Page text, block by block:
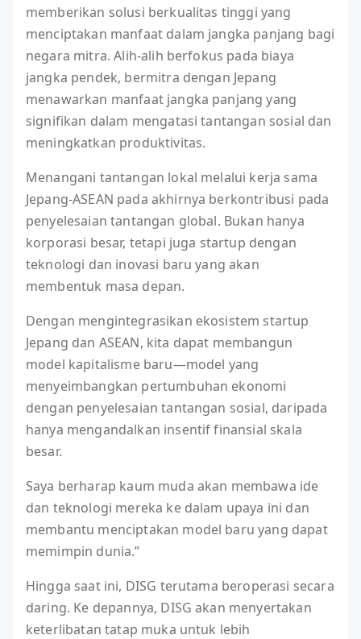
memberikan solusi berkualitas tinggi yang
menciptakan manfaat dalam jangka panjang bagi
negara mitra. Alih-alih berfokus pada biaya
jangka pendek, bermitra dengan Jepang
menawarkan manfaat jangka panjang yang
signifikan dalam mengatasi tantangan sosial dan
meningkatkan produktivitas.
Menangani tantangan lokal melalui kerja sama
Jepang-ASEAN pada akhirnya berkontribusi pada
penyelesaian tantangan global. Bukan hanya
korporasi besar, tetapi juga startup dengan
teknologi dan inovasi baru yang akan
membentuk masa depan.
Dengan mengintegrasikan ekosistem startup
Jepang dan ASEAN, kita dapat membangun
model kapitalisme baru—model yang
menyeimbangkan pertumbuhan ekonomi
dengan penyelesaian tantangan sosial, daripada
hanya mengandalkan insentif finansial skala
besar.
Saya berharap kaum muda akan membawa ide
dan teknologi mereka ke dalam upaya ini dan
membantu menciptakan model baru yang dapat
memimpin dunia.”
Hingga saat ini, DISG terutama beroperasi secara
daring. Ke depannya, DISG akan menyertakan
keterlibatan tatap muka untuk lebih